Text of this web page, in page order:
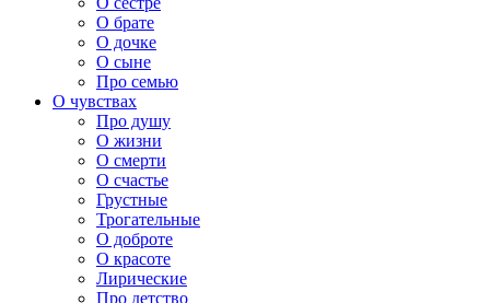
О брате
О дочке
О сыне
Про семью
О чувствах
Про душу
О жизни
О смерти
О счастье
Грустные
Трогательные
О доброте
О красоте
Лирические
Про детство